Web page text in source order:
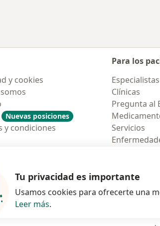
y cookies
Nuevas posiciones
y condiciones
Para los
Especialistas
Clínicas
Pregunta al
Servicios
Polska se
Tu privacidad es importante
Usamos cookies para ofrecerte una
Leer más.